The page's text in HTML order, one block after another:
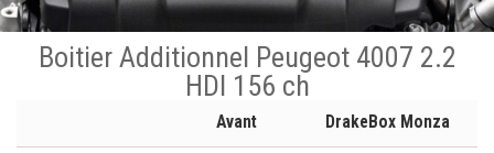
Boitier Additionnel Peugeot 4007 2.2
HDI 156 ch
Avant DrakeBox Monza